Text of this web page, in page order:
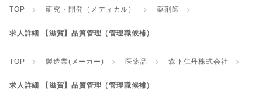
TOP 研究・開発（メディカル） 薬剤師
求人詳細 【滋賀】品質管理（管理職候補）
TOP 製造業(メーカー) 医薬品 森下仁丹株式会社
求人詳細 【滋賀】品質管理（管理職候補）